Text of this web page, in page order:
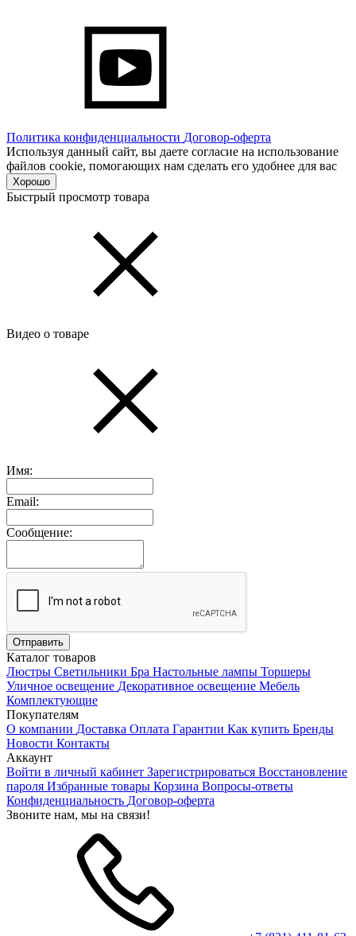
Политика конфиденциальности Договор-оферта
Используя данный сайт, вы даете согласие на использование
файлов cookie, помогающих нам сделать его удобнее для вас
Хорошо
Быстрый просмотр товара
Видео о товаре
Имя:
Email:
Сообщение:
Каталог товаров
Люстры Светильники Бра Настольные лампы Торшеры
Уличное освещение Декоративное освещение Мебель
Комплектующие
Покупателям
О компании Доставка Оплата Гарантии Как купить Бренды
Новости Контакты
Аккаунт
Войти в личный кабинет Зарегистрироваться Восстановление
пароля Избранные товары Корзина Вопросы-ответы
Конфиденциальность Договор-оферта
Звоните нам, мы на связи!